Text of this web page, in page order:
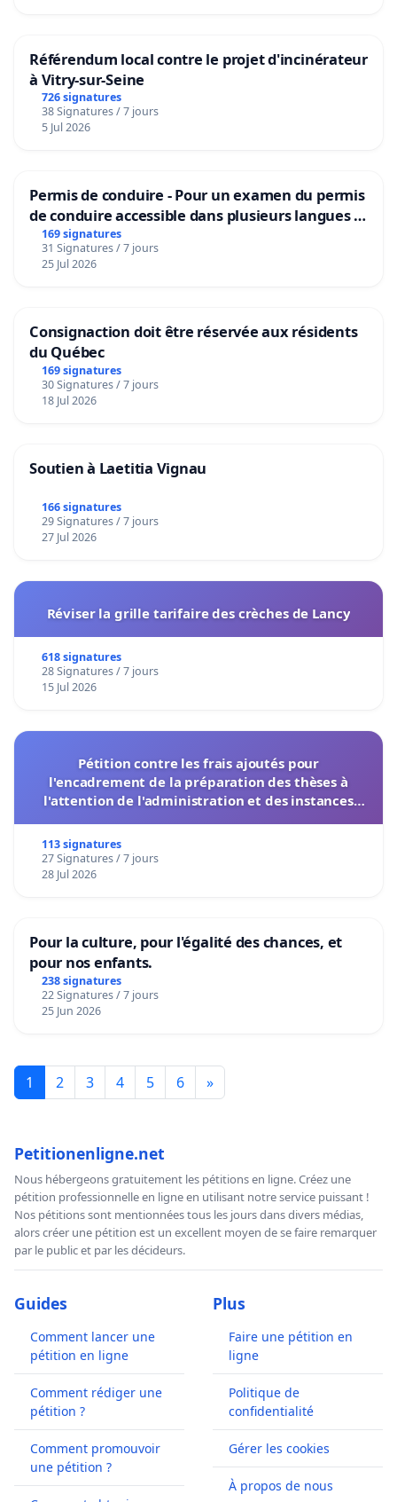
Référendum local contre le projet d'incinérateur
à Vitry-sur-Seine
726 signatures
38 Signatures / 7 jours
5 Jul 2026
Permis de conduire - Pour un examen du permis
de conduire accessible dans plusieurs langues à
Bruxelles
169 signatures
31 Signatures / 7 jours
25 Jul 2026
Consignaction doit être réservée aux résidents
du Québec
169 signatures
30 Signatures / 7 jours
18 Jul 2026
Soutien à Laetitia Vignau
166 signatures
29 Signatures / 7 jours
27 Jul 2026
Réviser la grille tarifaire des crèches de Lancy
618 signatures
28 Signatures / 7 jours
15 Jul 2026
Pétition contre les frais ajoutés pour
l'encadrement de la préparation des thèses à
l'attention de l'administration et des instances
113 signatures
27 Signatures / 7 jours
28 Jul 2026
Pour la culture, pour l'égalité des chances, et
pour nos enfants.
238 signatures
22 Signatures / 7 jours
25 Jun 2026
1 2 3 4 5 6 »
Petitionenligne.net
Nous hébergeons gratuitement les pétitions en ligne. Créez une
pétition professionnelle en ligne en utilisant notre service puissant !
Nos pétitions sont mentionnées tous les jours dans divers médias,
alors créer une pétition est un excellent moyen de se faire remarquer
par le public et par les décideurs.
Guides
Comment lancer une
pétition en ligne
Comment rédiger une
pétition ?
Comment promouvoir
une pétition ?
Plus
Faire une pétition en
ligne
Politique de
confidentialité
Gérer les cookies
À propos de nous